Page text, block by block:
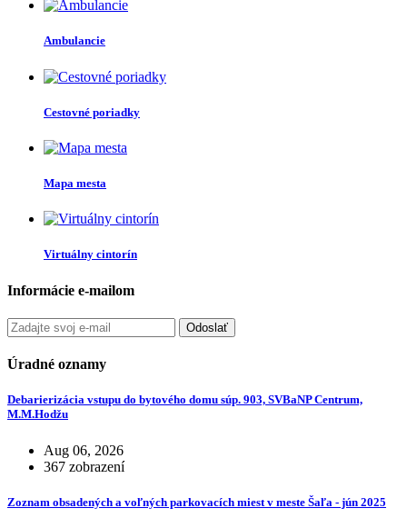
Ambulancie
Cestovné poriadky
Mapa mesta
Virtuálny cintorín
Informácie e-mailom
Odoslať
Úradné oznamy
Debarierizácia vstupu do bytového domu súp. 903, SVBaNP Centrum,
M.M.Hodžu
Aug 06, 2026
367 zobrazení
Zoznam obsadených a voľných parkovacích miest v meste Šaľa - jún 2025